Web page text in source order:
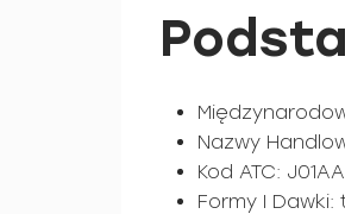
Nazwy
Kod ATC:
Formy I